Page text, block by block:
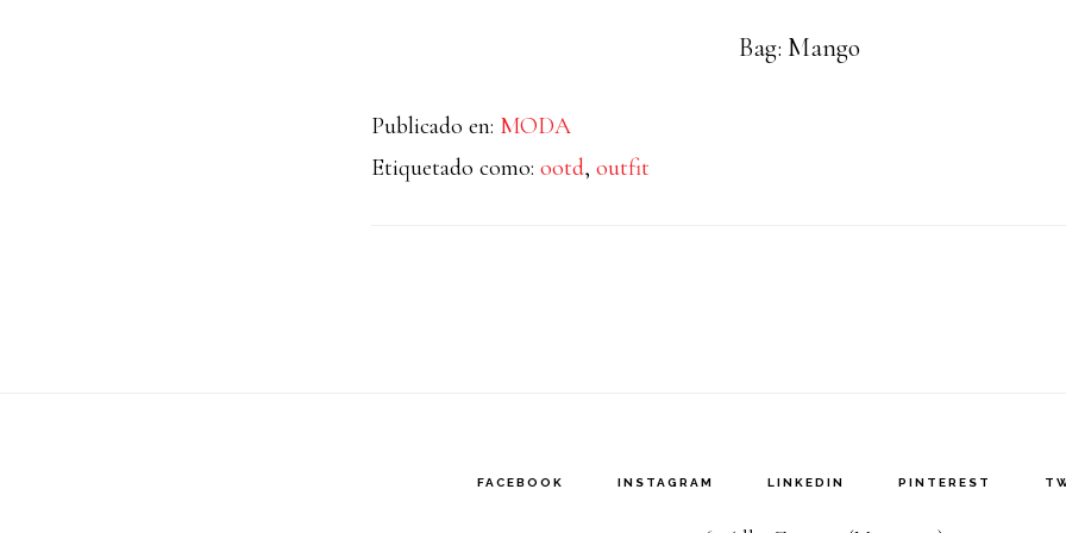
Bag: Mango
Publicado en: MODA
Etiquetado como: ootd, outfit
FACEBOOK INSTAGRAM LINKEDIN PINTEREST